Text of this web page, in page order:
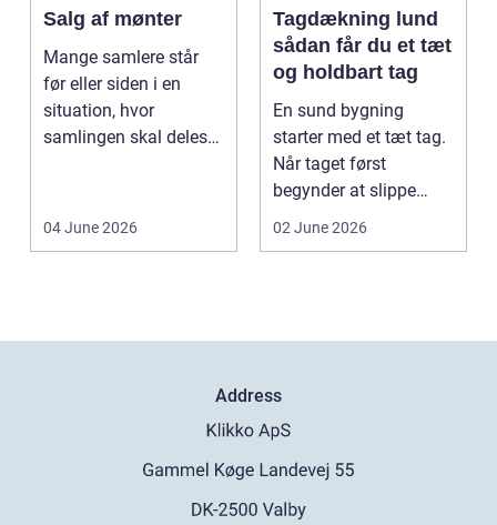
Salg af mønter
Mange samlere står
før eller siden i en
situation, hvor
samlingen skal deles
04 June 2026
Tagdækning lund
sådan får du et tæt
og holdbart tag
En sund bygning
starter med et tæt tag.
Når taget først
begynder at slippe
vand ind, kan skaderne
02 June 2026
Address